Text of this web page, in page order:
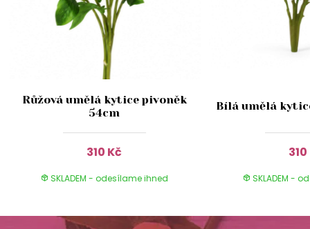
Růžová umělá kytice pivoněk
54cm
310 Kč
SKLADEM - odesílame ihned
Bílá umělá
SKLADEM -